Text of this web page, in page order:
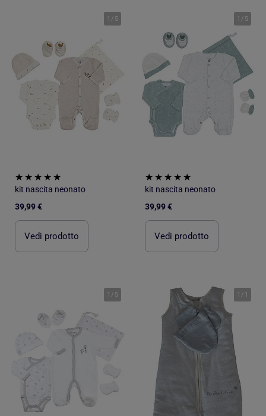
1 / 5
kit nascita neonato
39,99 €
Vedi prodotto
1 / 5
kit nascita neonato
39,99 €
Vedi prodotto
1 / 5 1 / 1